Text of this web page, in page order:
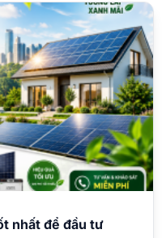
nhất để đầu tư